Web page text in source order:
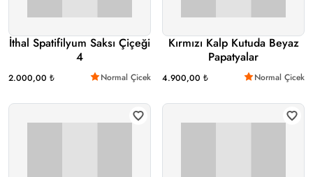
İthal Spatifilyum Saksı Çiçeği
4
2.000,00 ₺ Normal Çicek
Kırmızı Kalp Kutuda Beyaz
Papatyalar
4.900,00 ₺ Normal Çicek